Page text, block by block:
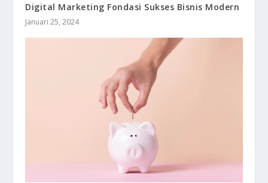
Digital Marketing Fondasi Sukses Bisnis Modern
Januari 25, 2024